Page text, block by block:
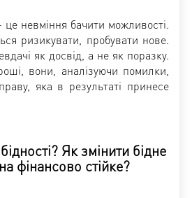
це невміння бачити можливості.
ризикувати, пробувати нове.
як досвід, а не як поразку.
вони, аналізуючи помилки,
яка в результаті принесе
Як змінити бідне
фінансово стійке?